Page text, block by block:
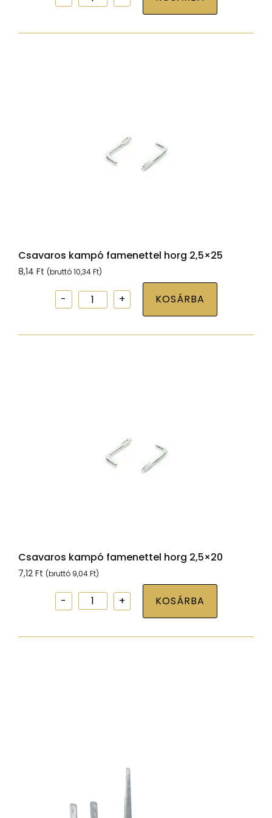
kampó
Csavaros kampó famenettel horg 2,5×25
8,14 Ft (bruttó10,34Ft)
Csavaros
kampó
KOSÁRBA
Csavaros kampó famenettel horg 2,5×20
7,12 Ft (bruttó 9,04Ft)
Csavaros
kampó
KOSÁRBA